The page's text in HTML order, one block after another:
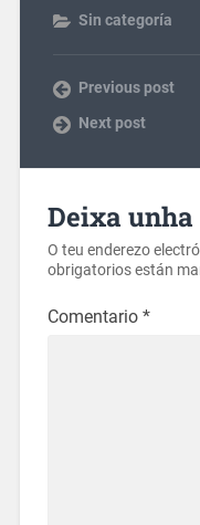
Sin categoría
Previous post
Next post
Deixa
O teu enderezo
obrigatorios están
Comentario *